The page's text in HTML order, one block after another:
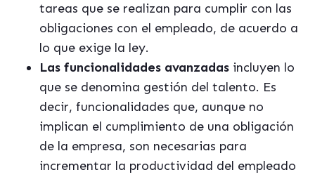
tareas que se realizan para cumplir con las
obligaciones con el empleado, de acuerdo a
lo que exige la ley.
Las funcionalidades avanzadas incluyen lo
que se denomina gestión del talento. Es
decir, funcionalidades que, aunque no
implican el cumplimiento de una obligación
de la empresa, son necesarias para
incrementar la productividad del empleado